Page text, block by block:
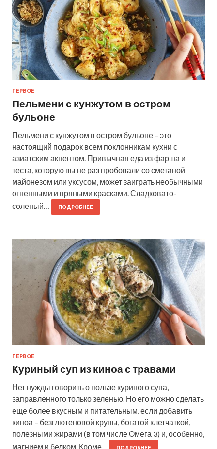
ПЕРВОЕ
Пельмени с кунжутом в остром
бульоне
Пельмени с кунжутом в остром бульоне – это
настоящий подарок всем поклонникам кухни с
азиатским акцентом. Привычная еда из фарша и
теста, которую вы не раз пробовали со сметаной,
майонезом или уксусом, может заиграть необычными
огненными и пряными красками. Сладковато-
соленый…
ПОДРОБНЕЕ
ПЕРВОЕ
Куриный суп из киноа с травами
Нет нужды говорить о пользе куриного супа,
заправленного только зеленью. Но его можно сделать
еще более вкусным и питательным, если добавить
киноа – безглютеновой крупы, богатой клетчаткой,
полезными жирами (в том числе Омега 3) и, особенно,
магнием и белком. Кроме…
ПОДРОБНЕЕ